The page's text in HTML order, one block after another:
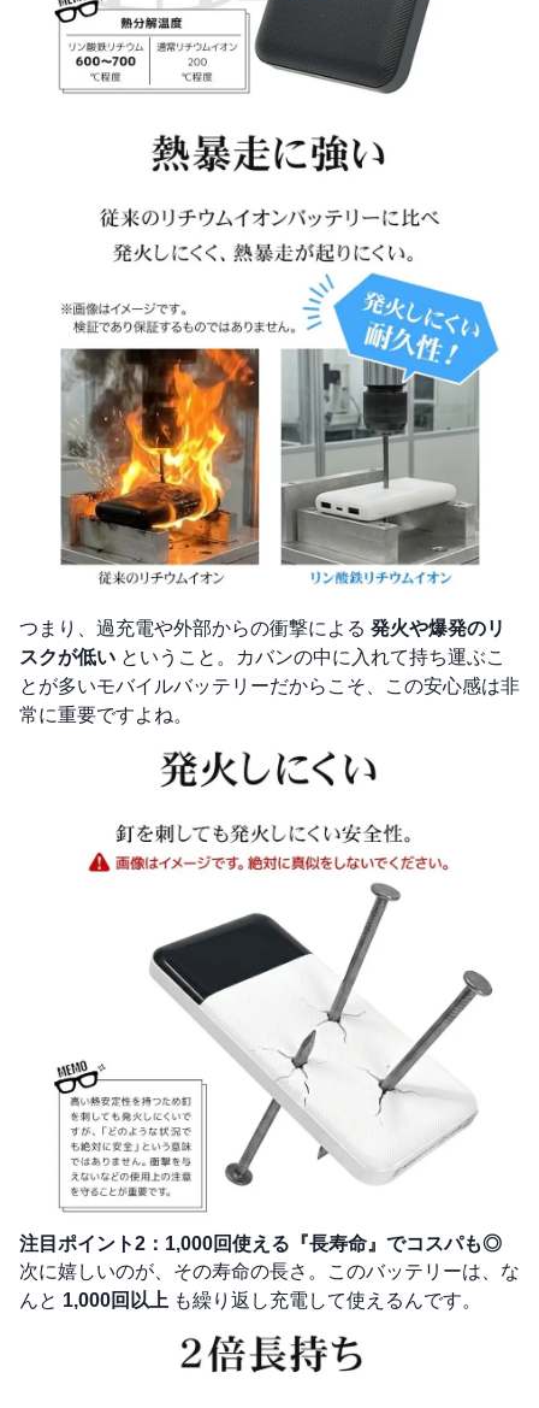
つまり、過充電や外部からの衝撃による 発火や爆発のリ
スクが低い ということ。カバンの中に入れて持ち運ぶこ
とが多いモバイルバッテリーだからこそ、この安心感は非
常に重要ですよね。
注目ポイント2：1,000回使える『長寿命』でコスパも◎
次に嬉しいのが、その寿命の長さ。このバッテリーは、な
んと 1,000回以上 も繰り返し充電して使えるんです。